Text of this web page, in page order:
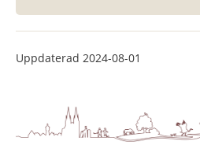
Uppdaterad 2024-08-01